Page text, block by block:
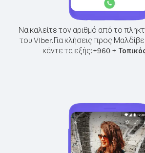
Να καλείτε τον αριθμό από το
του Viber.Για κλήσεις προς
κάντε τα εξής:+960 +